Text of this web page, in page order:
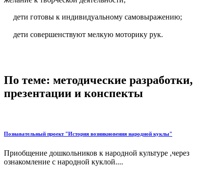
дети готовы к индивидуальному самовыражению;
дети совершенствуют мелкую моторику рук.
По теме: методические разработки,
презентации и конспекты
Познавательный проект "История возникновения народной куклы"
Приобщение дошкольников к народной культуре ,через
ознакомление с народной куклой....